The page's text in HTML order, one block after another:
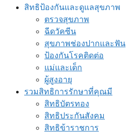
สิทธิป้องกันและดูแลสุขภาพ
ตรวจสุขภาพ
ฉีดวัคซีน
สุขภาพช่องปากและฟัน
ป้องกันโรคติดต่อ
แม่และเด็ก
ผู้สูงอายุ
รวมสิทธิการรักษาที่คุณมี
สิทธิบัตรทอง
สิทธิประกันสังคม
สิทธิข้าราชการ